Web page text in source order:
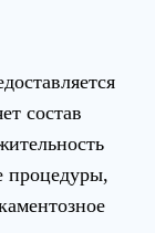
состав
процедуры,